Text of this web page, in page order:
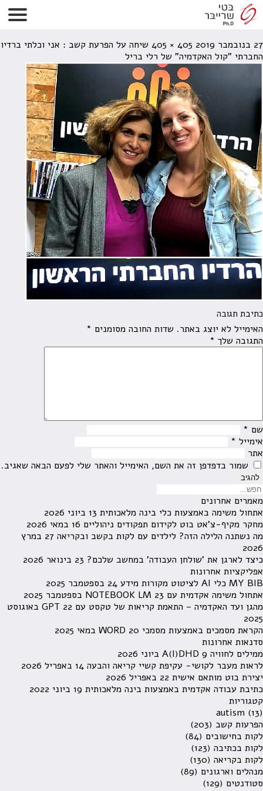
שמרית ואני
27 בנובמבר 2019 405 × 405
שיחה על הפרעת קשב : אני וכלתי ברדיו
החברתי "קול האקדמיה" של רלי בריל
כתיבת תגובה
האימייל לא יוצג באתר. שדות החובה מסומנים *
התגובה שלך *
שם *
אימייל *
אתר
שמור בדפדפן זה את השם, האימייל והאתר שלי לפעם הבאה שאגיב.
מאמרים אחרונים
אתחול משימה באמצעות כלי בינה מלאכותית 13 ביוני 2026
מחקר מקיף-צ'אט בוט לקידום תפקודים ניהוליים 16 במאי 2026
מה נשתנה הלילה הזה? לילדים עם לקות בקשב ובקריאה
27 במרץ
2026
כיצד לארגן את 'שולחן העבודה' במחשב שלכם? 23 בינואר 2026
אפליקציות אחרונות
MY BIB כלי AI לציטוט מקורות מידע
24 בספטמבר 2025
אתחול משימה אקדמית עם NOTEBOOK LM 23 בספטמבר 2025
מהגן ועד האקדמיה – התאמת קריאות של טקסט עם GPT
22 באוגוסט
2025
הקראת מסמכים באמצעות מסמכי WORD 20 במאי 2025
סדנאות אחרונות
ממילים לחוויה A(I)DHD 9 ביוני 2026
לראות מעבר לקושי- עקיפת קשיי קריאה והבעה 14 באפריל 2026
יצירת בוט מותאם אישית 22 באפריל 2026
כתיבת עבודה אקדמית באמצעות בינה מלאכותית 19 ביוני 2022
קטגוריות
autism (13)
הפרעות קשב (203)
לקות בחישובים (84)
לקות בכתיבה (123)
לקות בקריאה (130)
מנהלים וארגונים (89)
סטודנטים (129)